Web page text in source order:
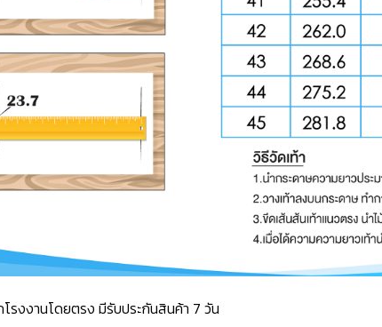
รงงานโดยตรง มีรับประกันสินค้า 7 วัน